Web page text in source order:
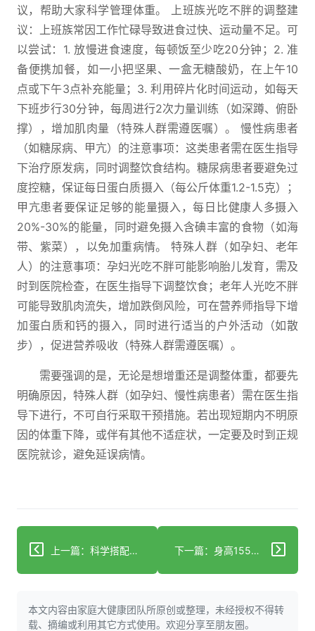
议，帮助大家科学管理体重。 上班族光吃不胖的调整建
议：上班族常因工作忙碌导致进食过快、运动量不足。可
以尝试：1. 放慢进食速度，每顿饭至少吃20分钟；2. 准
备便携加餐，如一小把坚果、一盒无糖酸奶，在上午10
点或下午3点补充能量；3. 利用碎片化时间运动，如每天
下班步行30分钟，每周进行2次力量训练（如深蹲、俯卧
撑），增加肌肉量（特殊人群需遵医嘱）。 慢性病患者
（如糖尿病、甲亢）的注意事项：这类患者需在医生指导
下治疗原发病，同时调整饮食结构。糖尿病患者要避免过
度控糖，保证每日蛋白质摄入（每公斤体重1.2-1.5克）；
甲亢患者要保证足够的能量摄入，每日比健康人多摄入
20%-30%的能量，同时避免摄入含碘丰富的食物（如海
带、紫菜），以免加重病情。 特殊人群（如孕妇、老年
人）的注意事项：孕妇光吃不胖可能影响胎儿发育，需及
时到医院检查，在医生指导下调整饮食；老年人光吃不胖
可能导致肌肉流失，增加跌倒风险，可在营养师指导下增
加蛋白质和钙的摄入，同时进行适当的户外活动（如散
步），促进营养吸收（特殊人群需遵医嘱）。
需要强调的是，无论是想增重还是调整体重，都要先
明确原因，特殊人群（如孕妇、慢性病患者）需在医生指
导下进行，不可自行采取干预措施。若出现短期内不明原
因的体重下降，或伴有其他不适症状，一定要及时到正规
医院就诊，避免延误病情。
上一篇：科学搭配B族维生素食物，告别疲劳提升能量！ 下一篇：身高155cm女生标准体重是多少？2个公式帮你算准
本文内容由家庭大健康团队所原创或整理，未经授权不得转
载、摘编或利用其它方式使用。欢迎分享至朋友圈。